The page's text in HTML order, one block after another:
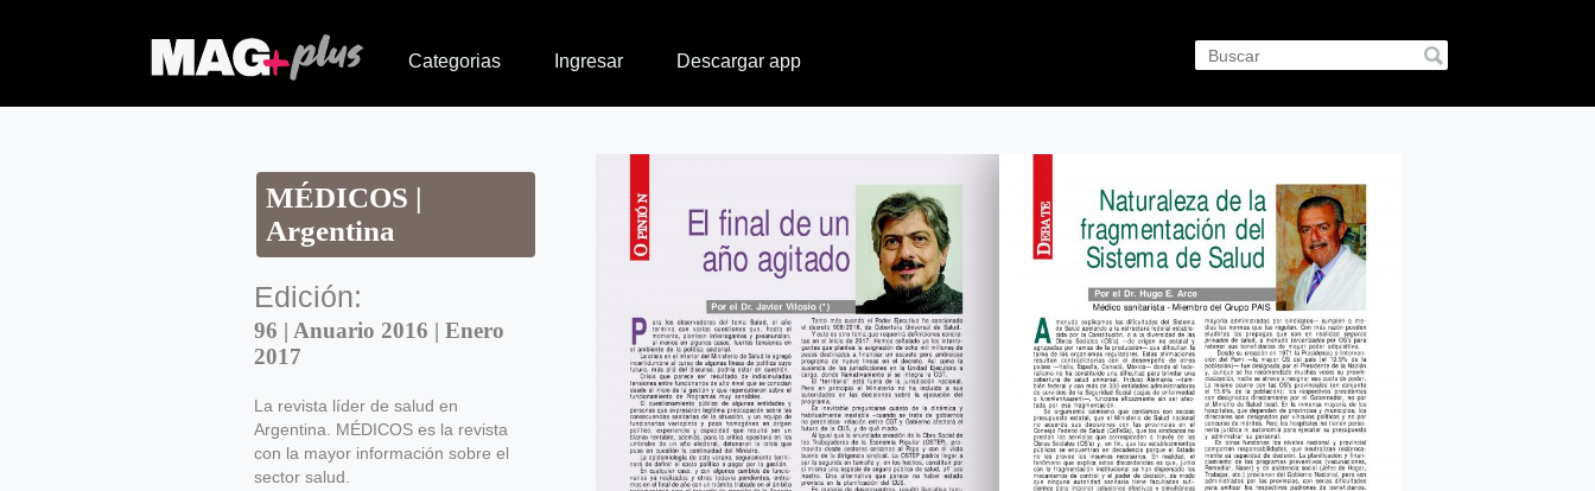
Categorias Ingresar Descargar app
MÉDICOS |
Argentina
Edición:
96 | Anuario 2016 | Enero
2017
La revista líder de salud en
Argentina. MÉDICOS es la revista
con la mayor información sobre el
sector salud.